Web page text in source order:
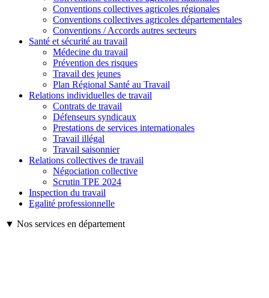
Conventions collectives agricoles régionales
Conventions collectives agricoles départementales
Conventions / Accords autres secteurs
Santé et sécurité au travail
Médecine du travail
Prévention des risques
Travail des jeunes
Plan Régional Santé au Travail
Relations individuelles de travail
Contrats de travail
Défenseurs syndicaux
Prestations de services internationales
Travail illégal
Travail saisonnier
Relations collectives de travail
Négociation collective
Scrutin TPE 2024
Inspection du travail
Egalité professionnelle
▼ Nos services en département